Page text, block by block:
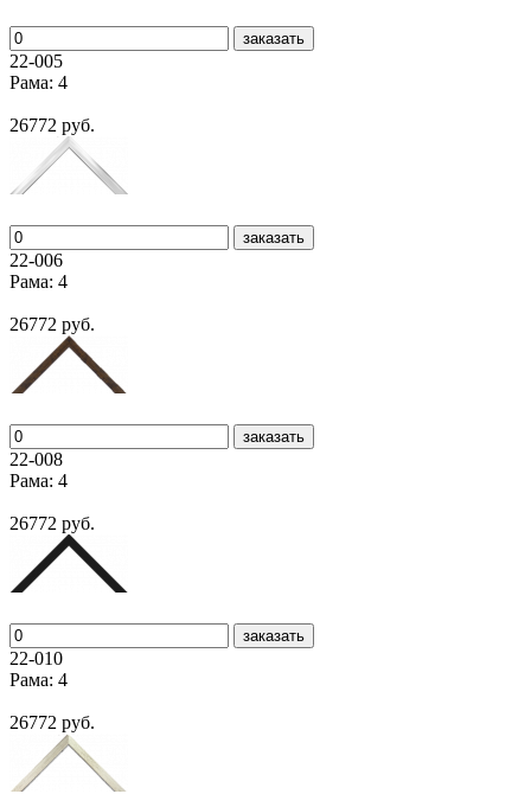
заказать
22-005
Рама: 4
26772 руб.
заказать
22-006
Рама: 4
26772 руб.
заказать
22-008
Рама: 4
26772 руб.
заказать
22-010
Рама: 4
26772 руб.